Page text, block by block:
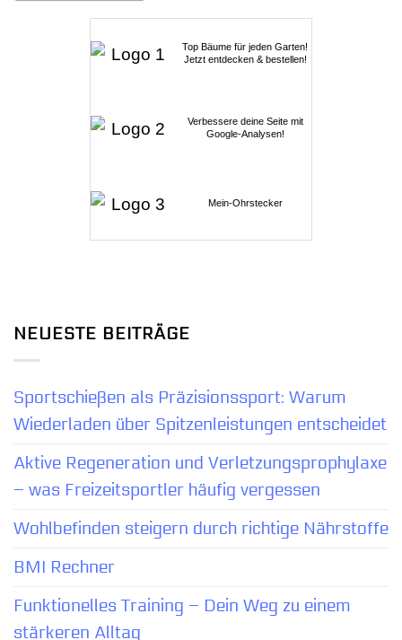
Top Bäume für jeden Garten!
Jetzt entdecken & bestellen!
Verbessere deine Seite mit
Google-Analysen!
Mein-Ohrstecker
NEUESTE BEITRÄGE
Sportschießen als Präzisionssport: Warum
Wiederladen über Spitzenleistungen entscheidet
Aktive Regeneration und Verletzungsprophylaxe
– was Freizeitsportler häufig vergessen
Wohlbefinden steigern durch richtige Nährstoffe
BMI Rechner
Funktionelles Training – Dein Weg zu einem
stärkeren Alltag